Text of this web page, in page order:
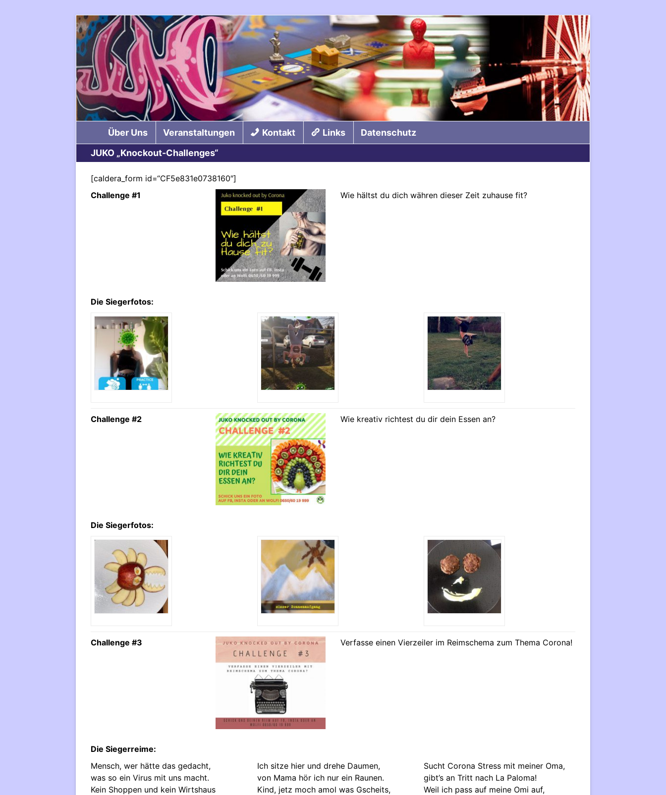
Über Uns Veranstaltungen Kontakt Links
Datenschutz
JUKO „Knockout-Challenges“
[caldera_form id=“CF5e831e0738160″]
Challenge #1
Wie hältst du dich währen dieser Zeit zuhause fit?
Die Siegerfotos:
Challenge #2 Wie kreativ richtest du dir dein Essen an?
Die Siegerfotos:
Challenge #3 Verfasse einen Vierzeiler im Reimschema zum Thema Corona!
Die Siegerreime:
Mensch, wer hätte das gedacht,
was so ein Virus mit uns macht.
Kein Shoppen und kein Wirtshaus
Ich sitze hier und drehe Daumen,
von Mama hör ich nur ein Raunen.
Kind, jetz moch amol was Gscheits,
Sucht Corona Stress mit meiner Oma,
gibt’s an Tritt nach La Paloma!
Weil ich pass auf meine Omi auf,